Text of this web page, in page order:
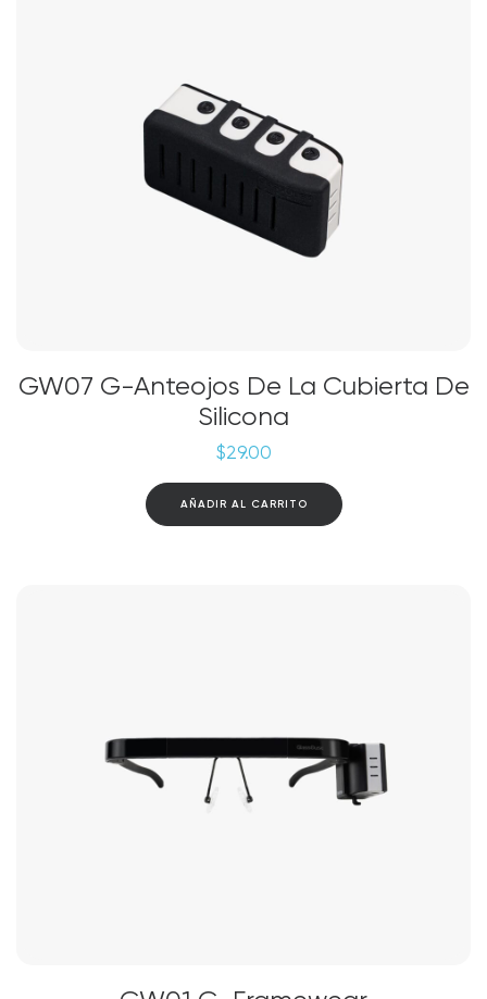
GW07 G-Anteojos De La Cubierta De
Silicona
$29.00
AÑADIR AL CARRITO